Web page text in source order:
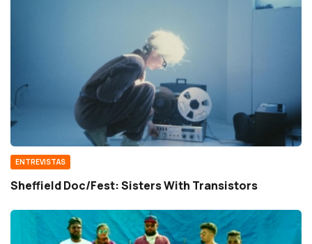
ENTREVISTAS
Sheffield Doc/Fest: Sisters With Transistors